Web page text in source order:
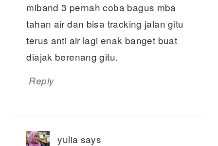
miband 3 pernah coba bagus mba
tahan air dan bisa tracking jalan gitu
terus anti air lagi enak banget buat
diajak berenang gitu.
Reply
yulia says